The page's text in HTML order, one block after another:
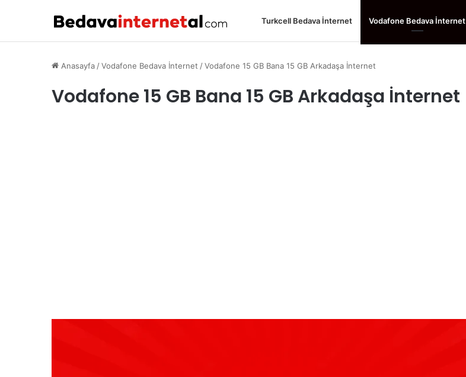
Turkcell Bedava İnternet Vodafone Bedava İnternet
Anasayfa /Vodafone Bedava İnternet /Vodafone 15 GB Bana 15 GB Arkadaşa İnternet
Vodafone 15 GB Bana 15 GB Arkadaşa İnternet